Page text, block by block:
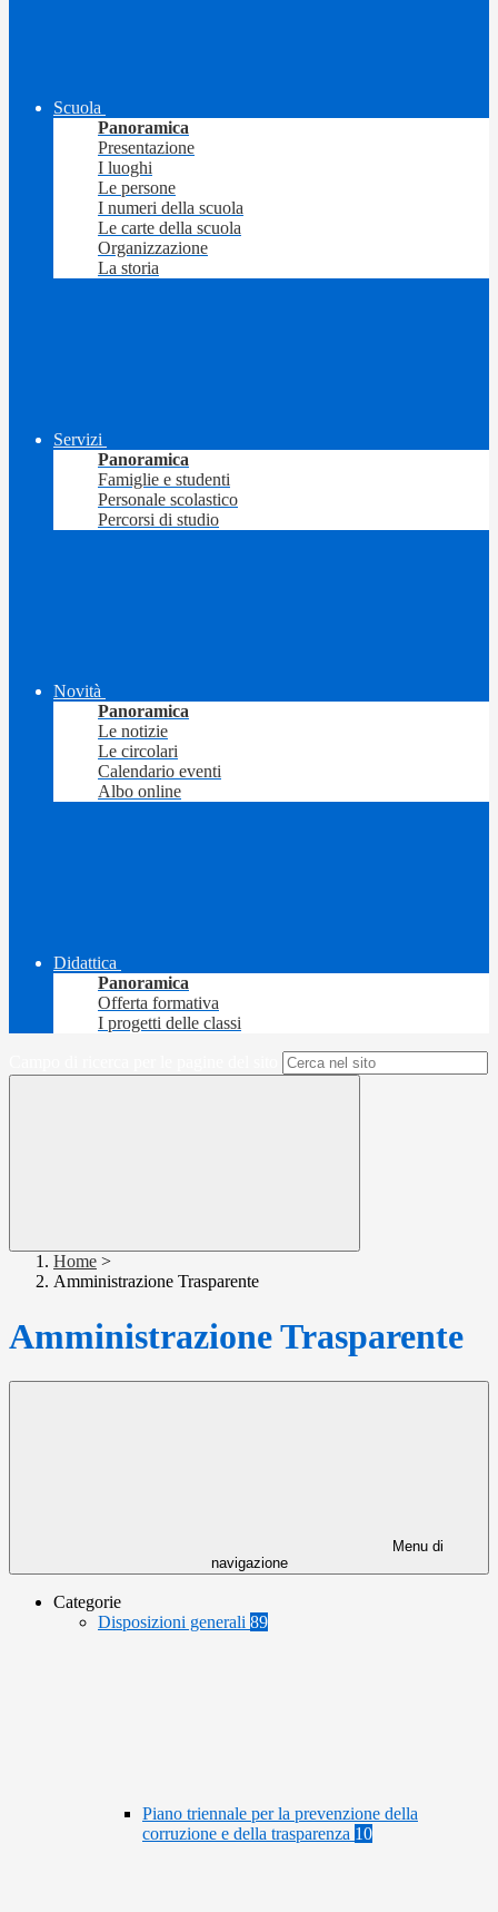
Scuola
Panoramica
Presentazione
I luoghi
Le persone
I numeri della scuola
Le carte della scuola
Organizzazione
La storia
Servizi
Panoramica
Famiglie e studenti
Personale scolastico
Percorsi di studio
Novità
Panoramica
Le notizie
Le circolari
Calendario eventi
Albo online
Didattica
Panoramica
Offerta formativa
I progetti delle classi
Home >
Amministrazione Trasparente
Amministrazione Trasparente
Menu di
navigazione
Categorie
Disposizioni generali 89
Piano triennale per la prevenzione della
corruzione e della trasparenza 10